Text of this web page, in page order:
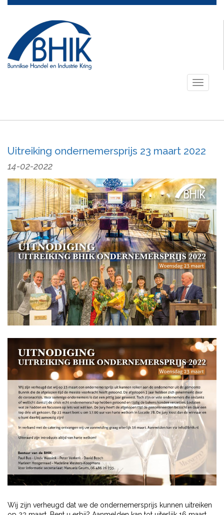
Toggle
Uitreiking ondernemersprijs 23 maart 2022
14-02-2022
Wij zijn verheugd dat we de ondernemersprijs kunnen uitreiken